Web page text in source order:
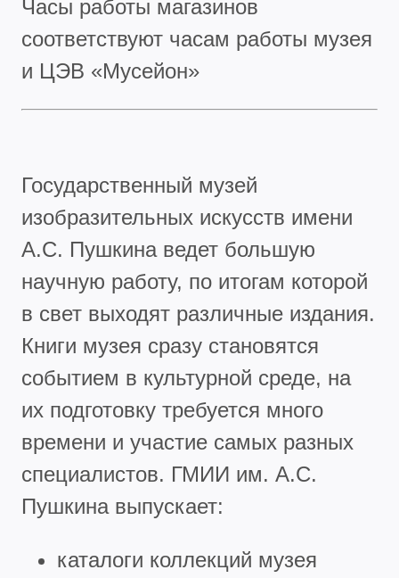
Часы работы магазинов
соответствуют часам работы музея
и ЦЭВ «Мусейон»
Государственный музей
изобразительных искусств имени
А.С. Пушкина ведет большую
научную работу, по итогам которой
в свет выходят различные издания.
Книги музея сразу становятся
событием в культурной среде, на
их подготовку требуется много
времени и участие самых разных
специалистов. ГМИИ им. А.С.
Пушкина выпускает:
каталоги коллекций музея